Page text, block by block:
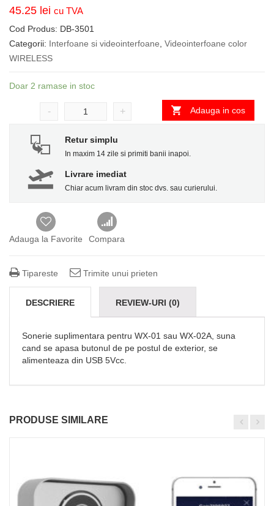
45.25 lei cu TVA
Cod Produs: DB-3501
Categorii: Interfoane si videointerfoane Videointerfoane color
WIRELESS
Doar 2 ramase in stoc
- + Adauga in cos
Retur simplu
In maxim 14 zile si primiti banii inapoi.
Livrare imediat
Chiar acum livram din stoc dvs. sau curierului.
Adauga la Favorite Compara
Tipareste Trimite unui prieten
DESCRIERE REVIEW-URI (0)
SUPORT TEHNIC
Sonerie suplimentara pentru WX-01 sau WX-02A, suna
cand se apasa butonul de pe postul de exterior, se
alimenteaza din USB 5Vcc.
PRODUSE SIMILARE